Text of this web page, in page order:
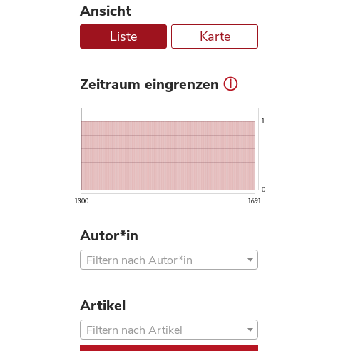
Ansicht
Liste Karte
Zeitraum eingrenzen ⓘ
1300 1691
0
1
Autor*in
Filtern nach Autor*in
Artikel
Filtern nach Artikel